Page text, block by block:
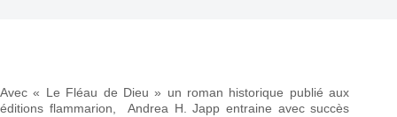
Avec « Le Fléau de Dieu » un roman historique publié aux
éditions flammarion, Andrea H. Japp entraine avec succès